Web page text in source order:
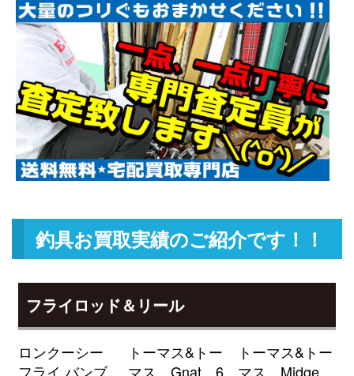
ダイワ ベイトリール ジリオン
TW HD 1520XHL 未使用
釣具買取クーポンg-
turi20260508（2026/05/31迄）
25,500円
2026/05/02
ダイワ ベイトリール ジリオン リ
ミテッド 6.3L Jドリーム 左 未使
用
釣具買取クーポン g-
turi20260509（2026/05/31迄）
22,500円
2026/05/02
釣具買取クーポンg-
turi20260510（2026/05/31迄）
魚探 未使用
釣具買取クーポンturi20260404-
01（2026/04/30迄）
釣具お買取実績のご紹介です！！
フライロッド＆リール
ロンクーシー
フライ バンブ
トーマス&トー
マス Gnat 6
トーマス&トー
マス Midge